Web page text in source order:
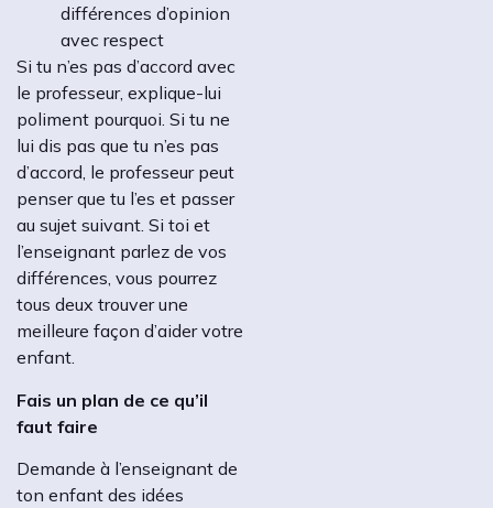
différences d’opinion
avec respect
Si tu n’es pas d’accord avec
le professeur, explique-lui
poliment pourquoi. Si tu ne
lui dis pas que tu n’es pas
d’accord, le professeur peut
penser que tu l’es et passer
au sujet suivant. Si toi et
l’enseignant parlez de vos
différences, vous pourrez
tous deux trouver une
meilleure façon d’aider votre
enfant.
Fais un plan de ce qu’il
faut faire
Demande à l’enseignant de
ton enfant des idées